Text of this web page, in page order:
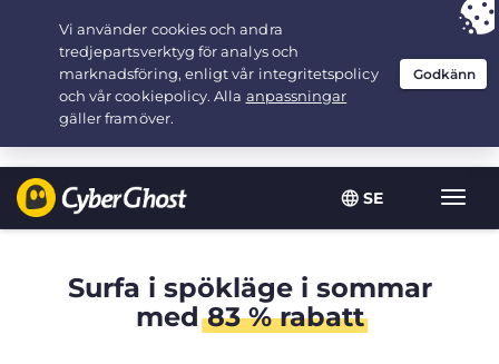
SE
Växla
Your choice:The Best Dealfor 2.1666666666667-years at $
/month
Surfa i spökläge i sommar
med83 % rabatt